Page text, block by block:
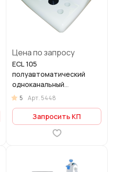
Цена по запросу
ECL 105
полуавтоматический
одноканальный
коагулометр
5 Арт. 5448
Запросить КП